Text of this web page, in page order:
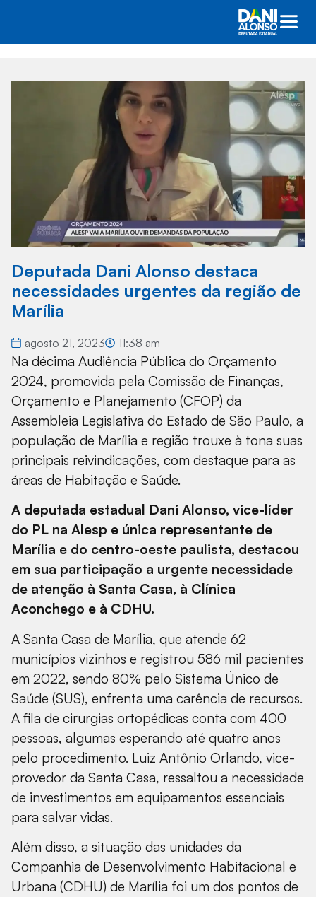
Deputada Dani Alonso destaca
necessidades urgentes da região de
Marília
agosto 21, 2023 11:38 am
Na décima Audiência Pública do Orçamento
2024, promovida pela Comissão de Finanças,
Orçamento e Planejamento (CFOP) da
Assembleia Legislativa do Estado de São Paulo, a
população de Marília e região trouxe à tona suas
principais reivindicações, com destaque para as
áreas de Habitação e Saúde.
A deputada estadual Dani Alonso, vice-líder
do PL na Alesp e única representante de
Marília e do centro-oeste paulista, destacou
em sua participação a urgente necessidade
de atenção à Santa Casa, à Clínica
Aconchego e à CDHU.
A Santa Casa de Marília, que atende 62
municípios vizinhos e registrou 586 mil pacientes
em 2022, sendo 80% pelo Sistema Único de
Saúde (SUS), enfrenta uma carência de recursos.
A fila de cirurgias ortopédicas conta com 400
pessoas, algumas esperando até quatro anos
pelo procedimento. Luiz Antônio Orlando, vice-
provedor da Santa Casa, ressaltou a necessidade
de investimentos em equipamentos essenciais
para salvar vidas.
Além disso, a situação das unidades da
Companhia de Desenvolvimento Habitacional e
Urbana (CDHU) de Marília foi um dos pontos de